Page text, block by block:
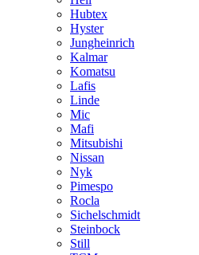
Hubtex
Hyster
Jungheinrich
Kalmar
Komatsu
Lafis
Linde
Mic
Mafi
Mitsubishi
Nissan
Nyk
Pimespo
Rocla
Sichelschmidt
Steinbock
Still